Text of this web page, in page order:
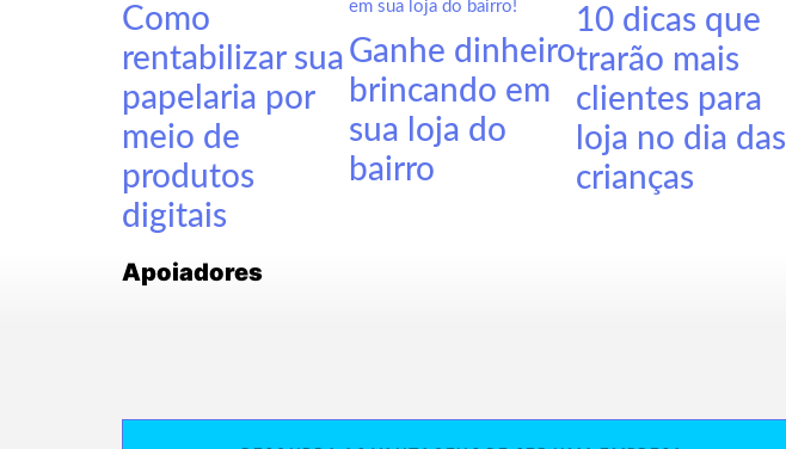
Como
rentabilizar sua
papelaria por
meio de
produtos
digitais
Ganhe dinheiro
brincando em
sua loja do
bairro
10 dicas que
trarão mais
clientes para
loja no dia das
crianças
Apoiadores